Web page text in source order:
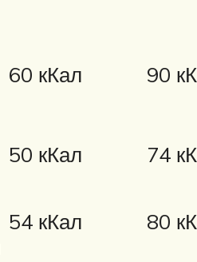
60 кКал 90
50 кКал
74
54 кКал 80